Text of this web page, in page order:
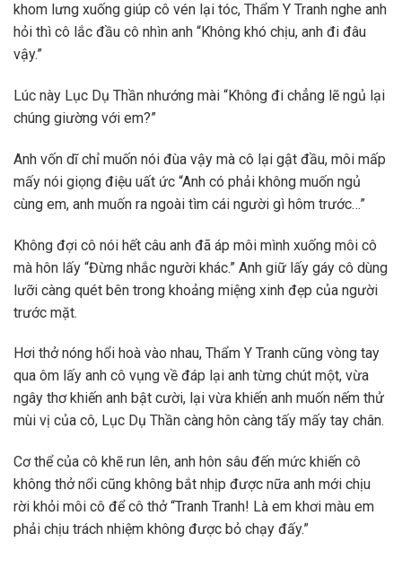
khom lưng xuống giúp cô vén lại tóc, Thẩm Y Tranh nghe anh
hỏi thì cô lắc đầu cô nhìn anh “Không khó chịu, anh đi đâu
vậy.”
Lúc này Lục Dụ Thần nhướng mài “Không đi chẳng lẽ ngủ lại
chúng giường với em?”
Anh vốn dĩ chỉ muốn nói đùa vậy mà cô lại gật đầu, môi mấp
mấy nói giọng điệu uất ức “Anh có phải không muốn ngủ
cùng em, anh muốn ra ngoài tìm cái người gì hôm trước…”
Không đợi cô nói hết câu anh đã áp môi mình xuống môi cô
mà hôn lấy “Đừng nhắc người khác.” Anh giữ lấy gáy cô dùng
lưỡi càng quét bên trong khoảng miệng xinh đẹp của người
trước mặt.
Hơi thở nóng hổi hoà vào nhau, Thẩm Y Tranh cũng vòng tay
qua ôm lấy anh cô vụng về đáp lại anh từng chút một, vừa
ngây thơ khiến anh bật cười, lại vừa khiến anh muốn nếm thử
mùi vị của cô, Lục Dụ Thần càng hôn càng tấy mấy tay chân.
Cơ thể của cô khẽ run lên, anh hôn sâu đến mức khiến cô
không thở nổi cũng không bắt nhịp được nữa anh mới chịu
rời khỏi môi cô để cô thở “Tranh Tranh! Là em khơi màu em
phải chịu trách nhiệm không được bỏ chạy đấy.”